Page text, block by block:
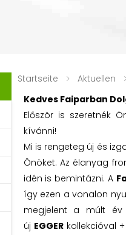
Startseite Aktuellen
Kedves Faiparban
Először is szeretnék
kívánni!
Mi is rengeteg új és
Önöket. Az élanyag
idén is bemintázni. A
így ezen a vonalon
megjelent a múlt év
új EGGERkollekcióval